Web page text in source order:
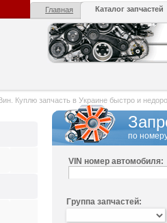
Главная Каталог запчастей
Куплю запчасть в Украине быстро и
по
VIN номер автомобиля:
Группа запчастей: